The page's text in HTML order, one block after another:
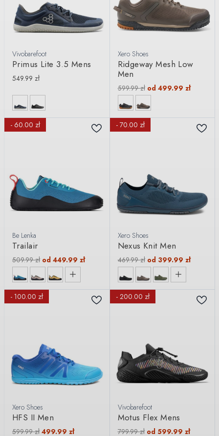
Vivobarefoot
Primus Lite 3.5 Mens
549.99 zł
Xero Shoes
Ridgeway Mesh Low
Men
599.99zł od 499.99 zł
- 60.00 zł
Be Lenka
Trailair
509.99zł od 449.99 zł
- 70.00 zł
Xero Shoes
Nexus Knit Men
469.99zł od 399.99 zł
- 100.00 zł
Xero Shoes
HFS II Men
599.99zł 499.99 zł
- 200.00 zł
Vivobarefoot
Motus Flex Mens
799.99zł od 599.99 zł